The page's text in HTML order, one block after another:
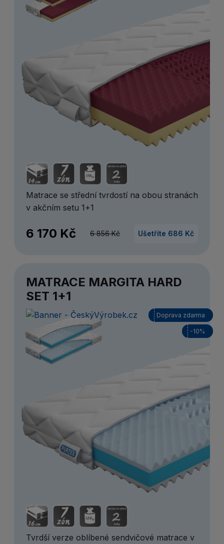
Matrace se střední tvrdostí na obou stranách
v akčním setu 1+1
6 170 Kč 6 856 Kč Ušetříte 686 Kč
MATRACE MARGITA HARD
SET 1+1
-10%
Doprava zdarma
Tvrdší verze oblíbené sendvičové matrace v